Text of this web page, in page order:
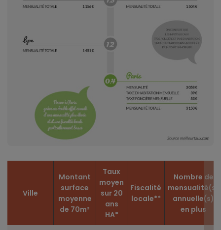
Ville
Montant
surface
moyenne
de 70m²
Taux
moyen
sur 20
ans
HA*
Fiscalité
locale**
Nombre de
mensualité(s)
annuelle(s)
en plus